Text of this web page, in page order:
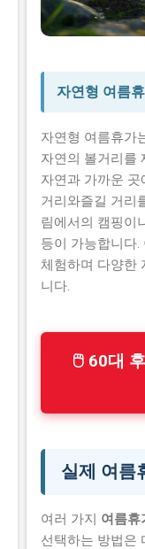
자연형 여름
자연형 여름휴가
자연의 볼거리를
자연과 가까운
거리와즐길 거리
림에서의 캠핑이
등이 가능합니다
체험하며 다양한
니다.
🖱 60대
실제 여름
여러 가지 여름휴
선택하는 방법은